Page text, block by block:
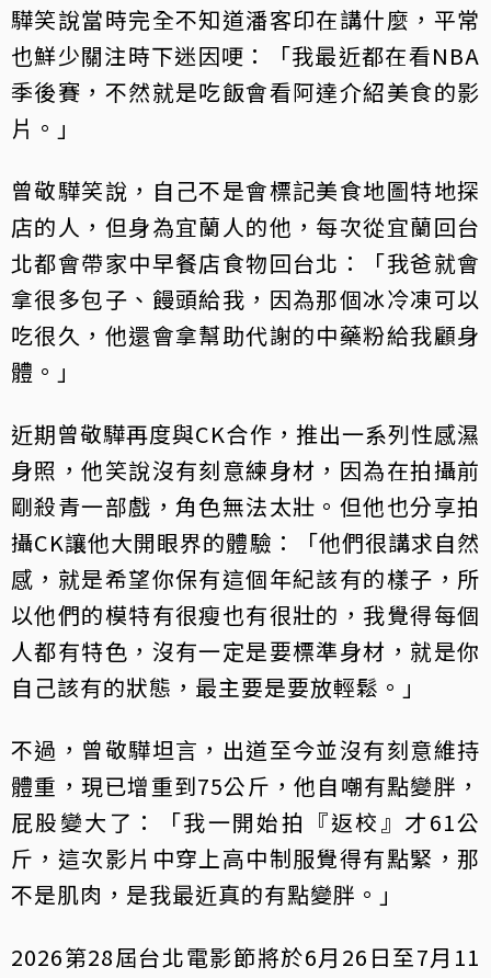
驊笑說當時完全不知道潘客印在講什麼，平常
也鮮少關注時下迷因哽：「我最近都在看NBA
季後賽，不然就是吃飯會看阿達介紹美食的影
片。」
曾敬驊笑說，自己不是會標記美食地圖特地探
店的人，但身為宜蘭人的他，每次從宜蘭回台
北都會帶家中早餐店食物回台北：「我爸就會
拿很多包子、饅頭給我，因為那個冰冷凍可以
吃很久，他還會拿幫助代謝的中藥粉給我顧身
體。」
近期曾敬驊再度與CK合作，推出一系列性感濕
身照，他笑說沒有刻意練身材，因為在拍攝前
剛殺青一部戲，角色無法太壯。但他也分享拍
攝CK讓他大開眼界的體驗：「他們很講求自然
感，就是希望你保有這個年紀該有的樣子，所
以他們的模特有很瘦也有很壯的，我覺得每個
人都有特色，沒有一定是要標準身材，就是你
自己該有的狀態，最主要是要放輕鬆。」
不過，曾敬驊坦言，出道至今並沒有刻意維持
體重，現已增重到75公斤，他自嘲有點變胖，
屁股變大了：「我一開始拍『返校』才61公
斤，這次影片中穿上高中制服覺得有點緊，那
不是肌肉，是我最近真的有點變胖。」
2026第28屆台北電影節將於6月26日至7月11